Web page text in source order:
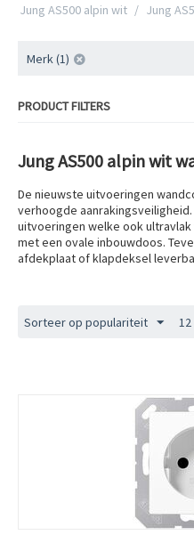
Jung AS500 alpin wit / Jung
Merk (1)
PRODUCT FILTERS
Jung AS500 alpin wit
De nieuwste uitvoeringen
verhoogde
uitvoeringen welke ook
met een ovale inbouwdoos.
afdekplaat of klapdeksel
Sorteer op populariteit